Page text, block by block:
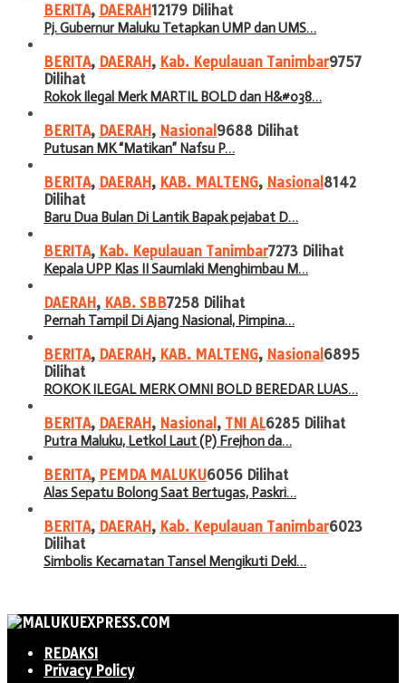
BERITA, DAERAH12179 Dilihat
Pj. Gubernur Maluku Tetapkan UMP dan UMS…
BERITA, DAERAH, Kab. Kepulauan Tanimbar9757
Dilihat
Rokok Ilegal Merk MARTIL BOLD dan H&#038…
BERITA, DAERAH, Nasional 9688 Dilihat
Putusan MK “Matikan” Nafsu P…
BERITA, DAERAH, KAB. MALTENG, Nasional 8142
Dilihat
Baru Dua Bulan Di Lantik Bapak pejabat D…
BERITA, Kab. Kepulauan Tanimbar7273 Dilihat
Kepala UPP Klas II Saumlaki Menghimbau M…
DAERAH, KAB. SBB7258 Dilihat
Pernah Tampil Di Ajang Nasional, Pimpina…
BERITA, DAERAH, KAB. MALTENG, Nasional 6895
Dilihat
ROKOK ILEGAL MERK OMNI BOLD BEREDAR LUAS…
BERITA, DAERAH, Nasional , TNI AL6285 Dilihat
Putra Maluku, Letkol Laut (P) Frejhon da…
BERITA, PEMDA MALUKU6056 Dilihat
Alas Sepatu Bolong Saat Bertugas, Paskri…
BERITA, DAERAH, Kab. Kepulauan Tanimbar6023
Dilihat
Simbolis Kecamatan Tansel Mengikuti Dekl…
REDAKSI
Privacy Policy